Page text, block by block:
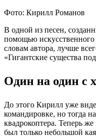
Фото: Кирилл Романов
В одной из песен,
помощью искусственного
словам автора, лучше
«Гигантские существа
Один на один с
До этого Кирилл уже
командировке, но тогда
квадрокоптера. Теперь
был только небольшой